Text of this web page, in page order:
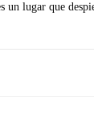
un lugar que